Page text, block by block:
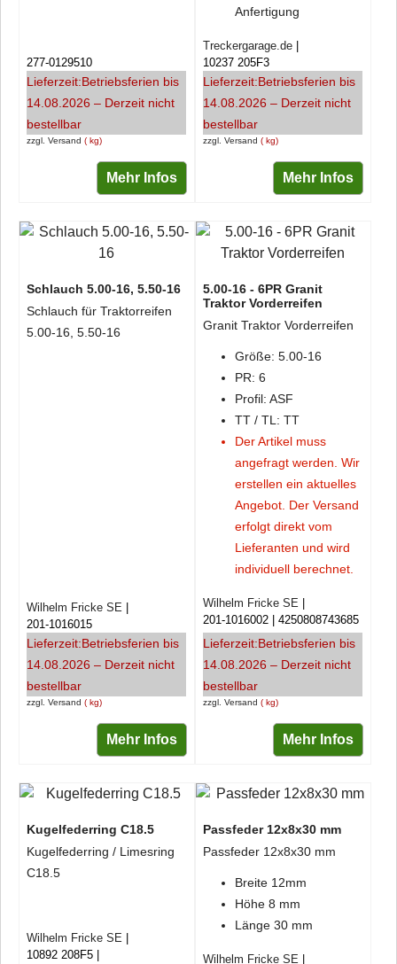
zzgl. Versand kg
277-0129510
Lieferzeit:Betriebsferien bis
14.08.2026 – Derzeit nicht
bestellbar
Mehr Infos
Anfertigung
zzgl. Versand kg
Treckergarage.de
10237 205F3
Lieferzeit:Betriebsferien bis
14.08.2026 – Derzeit nicht
bestellbar
Mehr Infos
Schlauch 5.00-16, 5.50-16
Schlauch für Traktorreifen
5.00-16, 5.50-16
zzgl. Versand kg
Wilhelm Fricke SE
201-1016015
Lieferzeit:Betriebsferien bis
14.08.2026 – Derzeit nicht
bestellbar
Mehr Infos
5.00-16 - 6PR Granit
Traktor Vorderreifen
Granit Traktor Vorderreifen
Größe: 5.00-16
PR: 6
Profil: ASF
TT / TL: TT
Der Artikel muss
angefragt werden. Wir
erstellen ein aktuelles
Angebot. Der Versand
erfolgt direkt vom
Lieferanten und wird
individuell berechnet.
zzgl. Versand kg
Wilhelm Fricke SE
201-1016002
4250808743685
Lieferzeit:Betriebsferien bis
14.08.2026 – Derzeit nicht
bestellbar
Mehr Infos
Kugelfederring C18.5
Kugelfederring / Limesring
C18.5
Wilhelm Fricke SE
10892 208F5
Passfeder 12x8x30 mm
Passfeder 12x8x30 mm
Breite 12mm
Höhe 8 mm
Länge 30 mm
Wilhelm Fricke SE